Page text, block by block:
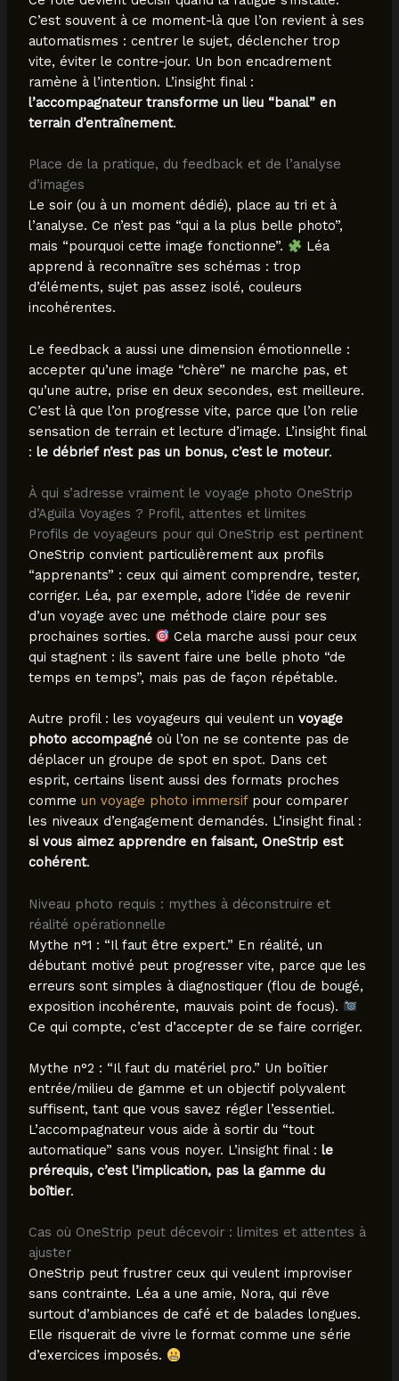
C’est souvent à ce moment-là que l’on revient à ses
automatismes : centrer le sujet, déclencher trop
vite, éviter le contre-jour. Un bon encadrement
ramène à l’intention. L’insight final :
l’accompagnateur transforme un lieu “banal” en
terrain d’entraînement.
Place de la pratique, du feedback et de l’analyse
d’images
Le soir (ou à un moment dédié), place au tri et à
l’analyse. Ce n’est pas “qui a la plus belle photo”,
mais “pourquoi cette image fonctionne”.
Léa
apprend à reconnaître ses schémas : trop
d’éléments, sujet pas assez isolé, couleurs
incohérentes.
Le feedback a aussi une dimension émotionnelle :
accepter qu’une image “chère” ne marche pas, et
qu’une autre, prise en deux secondes, est meilleure.
C’est là que l’on progresse vite, parce que l’on relie
sensation de terrain et lecture d’image. L’insight final
: le débrief n’est pas un bonus, c’est le moteur.
À qui s’adresse vraiment le voyage photo OneStrip
d’Aguila Voyages ? Profil, attentes et limites
Profils de voyageurs pour qui OneStrip est pertinent
OneStrip convient particulièrement aux profils
“apprenants” : ceux qui aiment comprendre, tester,
corriger. Léa, par exemple, adore l’idée de revenir
d’un voyage avec une méthode claire pour ses
prochaines sorties.
Cela marche aussi pour ceux
qui stagnent : ils savent faire une belle photo “de
temps en temps”, mais pas de façon répétable.
Autre profil : les voyageurs qui veulent un voyage
photo accompagnéoù l’on ne se contente pas de
déplacer un groupe de spot en spot. Dans cet
esprit, certains lisent aussi des formats proches
comme un voyage photo immersifpour comparer
les niveaux d’engagement demandés. L’insight final :
si vous aimez apprendre en faisant, OneStrip est
cohérent.
Niveau photo requis : mythes à déconstruire et
réalité opérationnelle
Mythe n°1 : “Il faut être expert.” En réalité, un
débutant motivé peut progresser vite, parce que les
erreurs sont simples à diagnostiquer (flou de bougé,
exposition incohérente, mauvais point de focus).
Ce qui compte, c’est d’accepter de se faire corriger.
Mythe n°2 : “Il faut du matériel pro.” Un boîtier
entrée/milieu de gamme et un objectif polyvalent
suffisent, tant que vous savez régler l’essentiel.
L’accompagnateur vous aide à sortir du “tout
automatique” sans vous noyer. L’insight final : le
prérequis, c’est l’implication, pas la gamme du
boîtier.
Cas où OneStrip peut décevoir : limites et attentes à
ajuster
OneStrip peut frustrer ceux qui veulent improviser
sans contrainte. Léa a une amie, Nora, qui rêve
surtout d’ambiances de café et de balades longues.
Elle risquerait de vivre le format comme une série
d’exercices imposés.